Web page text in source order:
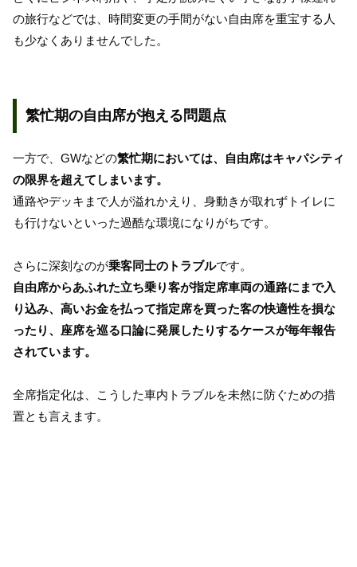
の旅行などでは、時間変更の手間がない自由席を重宝する人
も少なくありませんでした。
繁忙期の自由席が抱える問題点
一方で、GWなどの繁忙期においては、自由席はキャパシティ
の限界を超えてしまいます。
通路やデッキまで人が溢れかえり、身動きが取れずトイレに
も行けないといった過酷な環境になりがちです。
さらに深刻なのが乗客同士のトラブルです。
自由席からあふれた立ち乗り客が指定席車両の通路にまで入
り込み、高いお金を払って指定席を買った客の快適性を損な
ったり、座席を巡る口論に発展したりするケースが毎年報告
されています。
全席指定化は、こうした車内トラブルを未然に防ぐための措
置とも言えます。